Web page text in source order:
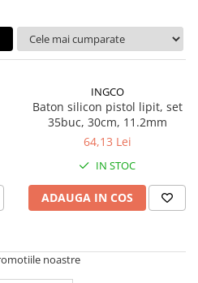
INGCO
Baton silicon pistol lipit, set
35buc, 30cm, 11.2mm
64,13 Lei
IN STOC
ADAUGA IN COS
noastre